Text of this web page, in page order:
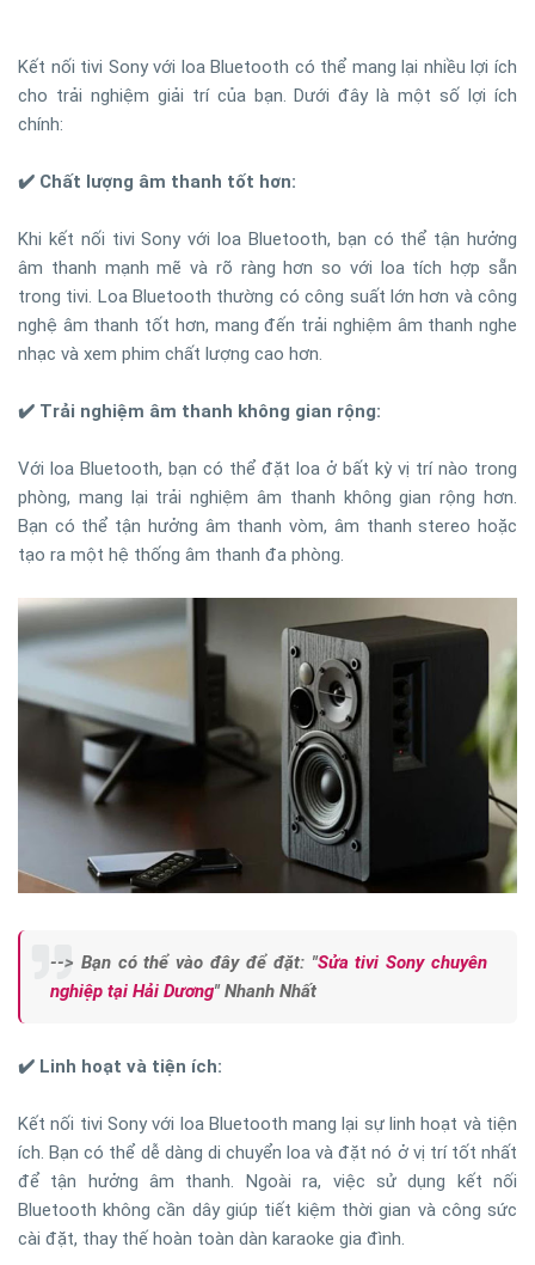
Kết nối tivi Sony với loa Bluetooth có thể mang lại nhiều lợi ích
cho trải nghiệm giải trí của bạn. Dưới đây là một số lợi ích
chính:
✔️ Chất lượng âm thanh tốt hơn:
Khi kết nối tivi Sony với loa Bluetooth, bạn có thể tận hưởng
âm thanh mạnh mẽ và rõ ràng hơn so với loa tích hợp sẵn
trong tivi. Loa Bluetooth thường có công suất lớn hơn và công
nghệ âm thanh tốt hơn, mang đến trải nghiệm âm thanh nghe
nhạc và xem phim chất lượng cao hơn.
✔️ Trải nghiệm âm thanh không gian rộng:
Với loa Bluetooth, bạn có thể đặt loa ở bất kỳ vị trí nào trong
phòng, mang lại trải nghiệm âm thanh không gian rộng hơn.
Bạn có thể tận hưởng âm thanh vòm, âm thanh stereo hoặc
tạo ra một hệ thống âm thanh đa phòng.
--> Bạn có thể vào đây để đặt: "Sửa tivi Sony chuyên
nghiệp tại Hải Dương" Nhanh Nhất
✔️ Linh hoạt và tiện ích:
Kết nối tivi Sony với loa Bluetooth mang lại sự linh hoạt và tiện
ích. Bạn có thể dễ dàng di chuyển loa và đặt nó ở vị trí tốt nhất
để tận hưởng âm thanh. Ngoài ra, việc sử dụng kết nối
Bluetooth không cần dây giúp tiết kiệm thời gian và công sức
cài đặt, thay thế hoàn toàn dàn karaoke gia đình.